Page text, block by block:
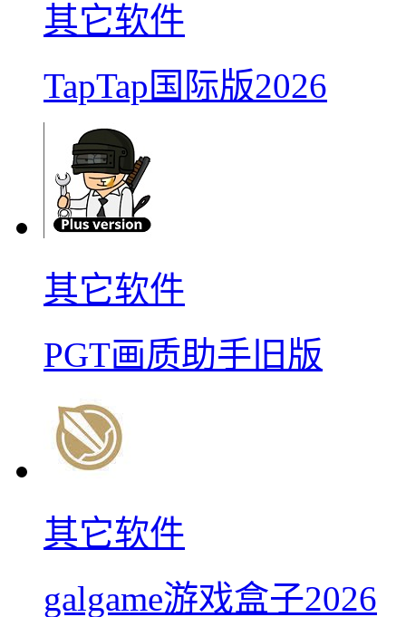
其它软件
TapTap国际版2026
其它软件
PGT画质助手旧版
其它软件
galgame游戏盒子2026